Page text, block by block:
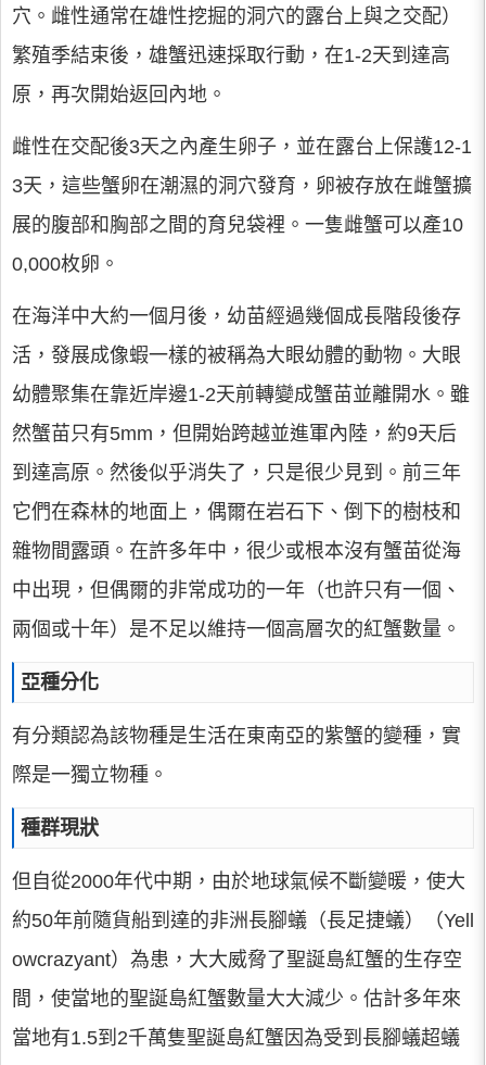
穴。雌性通常在雄性挖掘的洞穴的露台上與之交配）
繁殖季結束後，雄蟹迅速採取行動，在1-2天到達高
原，再次開始返回內地。
雌性在交配後3天之內產生卵子，並在露台上保護12-1
3天，這些蟹卵在潮濕的洞穴發育，卵被存放在雌蟹擴
展的腹部和胸部之間的育兒袋裡。一隻雌蟹可以產10
0,000枚卵。
在海洋中大約一個月後，幼苗經過幾個成長階段後存
活，發展成像蝦一樣的被稱為大眼幼體的動物。大眼
幼體聚集在靠近岸邊1-2天前轉變成蟹苗並離開水。雖
然蟹苗只有5mm，但開始跨越並進軍內陸，約9天后
到達高原。然後似乎消失了，只是很少見到。前三年
它們在森林的地面上，偶爾在岩石下、倒下的樹枝和
雜物間露頭。在許多年中，很少或根本沒有蟹苗從海
中出現，但偶爾的非常成功的一年（也許只有一個、
兩個或十年）是不足以維持一個高層次的紅蟹數量。
亞種分化
有分類認為該物種是生活在東南亞的紫蟹的變種，實
際是一獨立物種。
種群現狀
但自從2000年代中期，由於地球氣候不斷變暖，使大
約50年前隨貨船到達的非洲長腳蟻（長足捷蟻）（Yell
owcrazyant）為患，大大威脅了聖誕島紅蟹的生存空
間，使當地的聖誕島紅蟹數量大大減少。估計多年來
當地有1.5到2千萬隻聖誕島紅蟹因為受到長腳蟻超蟻